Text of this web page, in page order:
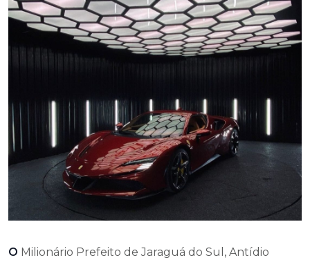
O Milionário Prefeito de Jaraguá do Sul, Antídio